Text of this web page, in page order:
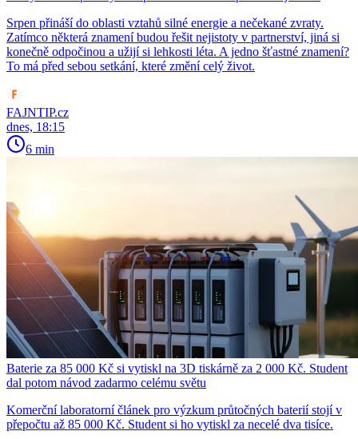
Srpen přináší do oblasti vztahů silné energie a nečekané zvraty.
Zatímco některá znamení budou řešit nejistoty v partnerství, jiná si
konečně odpočinou a užijí si lehkosti léta. A jedno šťastné znamení?
To má před sebou setkání, které změní celý život.
FAJNTIP.cz
dnes, 18:15
6 min
Baterie za 85 000 Kč si vytiskl na 3D tiskárně za 2 000 Kč. Student
dal potom návod zadarmo celému světu
Komerční laboratorní článek pro výzkum průtočných baterií stojí v
přepočtu až 85 000 Kč. Student si ho vytiskl za necelé dva tisíce.